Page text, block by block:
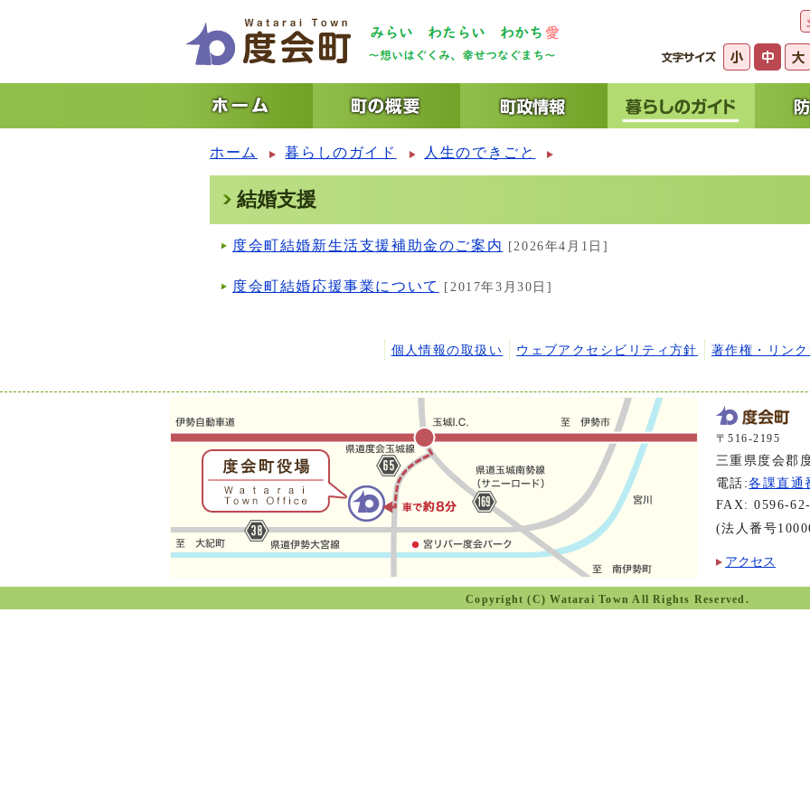
ホーム 暮らしのガイド 人生のできごと
結婚支援
度会町結婚新生活支援補助金のご案内 [2026年4月1日]
度会町結婚応援事業について [2017年3月30日]
個人情報の取扱い ウェブアクセシビリティ方針 著作権・リン
〒516-2195
三重県度会郡
電話:各課直通
FAX: 0596-
(法人番号
アクセス
Copyright (C) Watarai Town All Rights Reserved.